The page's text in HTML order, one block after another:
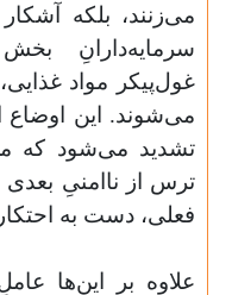
می‌زنند، بلکه
سرمایه‌دارانِ
غول‌پیکر مواد
می‌شوند. این اوضاع
تشدید می‌شود که
ترس از ناامنیِ بعدی
فعلی، دست به
علاوه بر این‌ها